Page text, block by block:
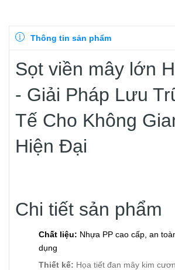
Thông tin sản phẩm
Sọt viền mây lớn
- Giải Pháp Lưu
Tế Cho Không
Hiện Đại
Chi tiết sản phẩm
Chất liệu: Nhựa PP cao cấp, an
dụng
Thiết kế: Họa tiết đan mây kim